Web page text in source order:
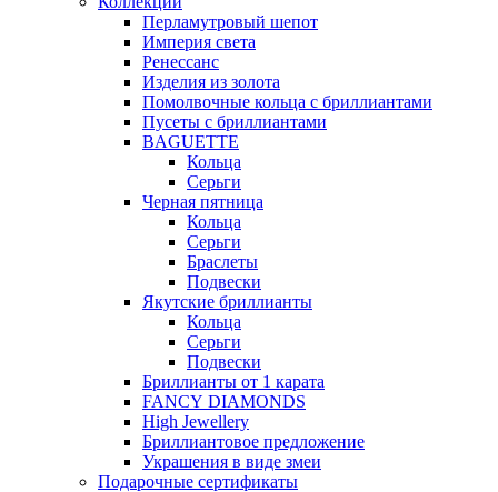
Перламутровый шепот
Империя света
Ренессанс
Изделия из золота
Помолвочные кольца с бриллиантами
Пусеты с бриллиантами
BAGUETTE
Кольца
Серьги
Черная пятница
Кольца
Серьги
Браслеты
Подвески
Якутские бриллианты
Кольца
Серьги
Подвески
Бриллианты от 1 карата
FANCY DIAMONDS
High Jewellery
Бриллиантовое предложение
Украшения в виде змеи
Подарочные сертификаты